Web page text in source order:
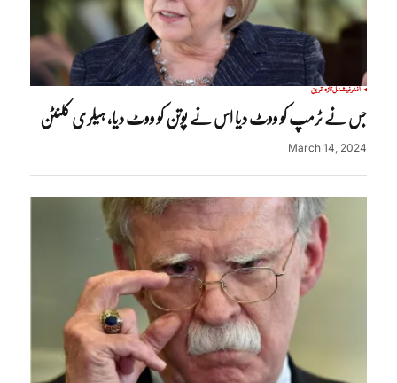
انٹرنیشنلتازہ ترین
جس نے ٹرمپ کو ووٹ دیا اس نے پوتن کو ووٹ دیا، ہیلری کلنٹن
March 14, 2024